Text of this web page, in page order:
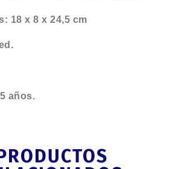
18 x 8 x 24,5 cm
años.